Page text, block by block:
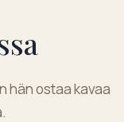
hän ostaa kavaa